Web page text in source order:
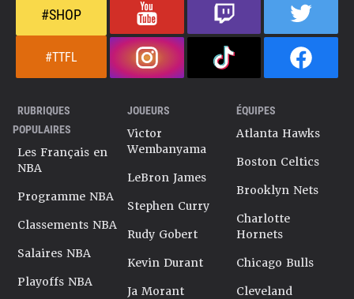
#SHOP
#TTFL
RUBRIQUES
POPULAIRES
Les Français en
NBA
Programme NBA
Classements NBA
Salaires NBA
Playoffs NBA
JOUEURS
Victor
Wembanyama
LeBron James
Stephen Curry
Rudy Gobert
Kevin Durant
Ja Morant
ÉQUIPES
Atlanta Hawks
Boston Celtics
Brooklyn Nets
Charlotte
Hornets
Chicago Bulls
Cleveland